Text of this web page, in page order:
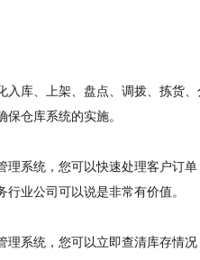
入库、上架、盘点、调拨、拣货
保仓库系统的实施。
理系统，您可以快速处理客户订
行业公司可以说是非常有价值。
理系统，您可以立即查清库存情